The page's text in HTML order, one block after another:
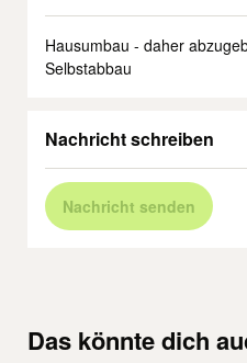
Hausumbau - daher
Selbstabbau
Nachricht schreiben
Nachricht senden
Das könnte dich